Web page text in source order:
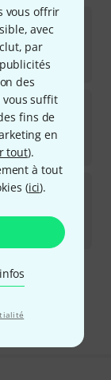
vous offrir
avec
par
des
vous suffit
fins de
en
tout).
à tout
(ici).